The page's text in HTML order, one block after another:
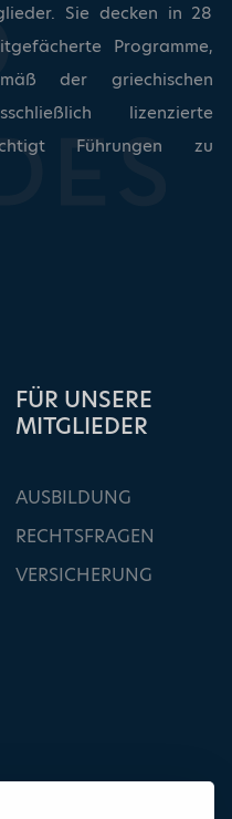
Sie decken in 28
Programme,
der griechischen
lizenzierte
Führungen zu
FÜR UNSERE
MITGLIEDER
AUSBILDUNG
RECHTSFRAGEN
VERSICHERUNG